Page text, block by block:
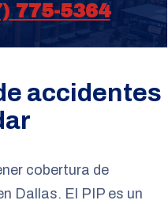
775-5364
accidentes
cobertura de
Dallas. El PIP es un